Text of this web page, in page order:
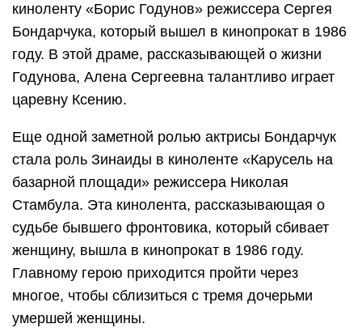
киноленту «Борис Годунов» режиссера Сергея
Бондарчука, который вышел в кинопрокат в 1986
году. В этой драме, рассказывающей о жизни
Годунова, Алена Сергеевна талантливо играет
царевну Ксению.
Еще одной заметной ролью актрисы Бондарчук
стала роль Зинаиды в киноленте «Карусель на
базарной площади» режиссера Николая
Стамбула. Эта кинолента, рассказывающая о
судьбе бывшего фронтовика, который сбивает
женщину, вышла в кинопрокат в 1986 году.
Главному герою приходится пройти через
многое, чтобы сблизиться с тремя дочерьми
умершей женщины.